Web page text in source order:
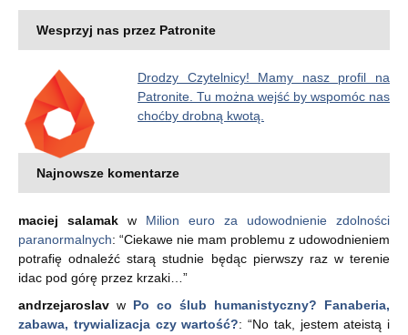
Wesprzyj nas przez Patronite
Drodzy Czytelnicy! Mamy nasz profil na
Patronite. Tu można wejść by wspomóc nas
choćby drobną kwotą.
Najnowsze komentarze
maciej salamak w Milion euro za udowodnienie zdolności
paranormalnych: “Ciekawe nie mam problemu z udowodnieniem
potrafię odnaleźć starą studnie będąc pierwszy raz w terenie
idac pod górę przez krzaki… ”
andrzejaroslav w Po co ślub humanistyczny? Fanaberia,
zabawa, trywializacja czy wartość?: “No tak, jestem ateistą i